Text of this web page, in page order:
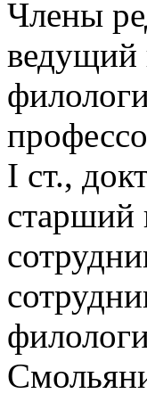
Члены
ведущий
I ст.,
старший